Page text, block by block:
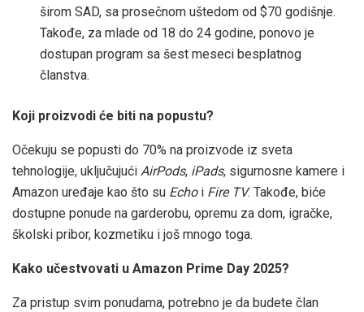
širom SAD, sa prosečnom uštedom od $70 godišnje.
Takođe, za mlade od 18 do 24 godine, ponovo je
dostupan program sa šest meseci besplatnog
članstva.
Koji proizvodi će biti na popustu?
Očekuju se popusti do 70% na proizvode iz sveta
tehnologije, uključujući AirPods, iPads, sigurnosne kamere i
Amazon uređaje kao što su Echoi Fire TV. Takođe, biće
dostupne ponude na garderobu, opremu za dom, igračke,
školski pribor, kozmetiku i još mnogo toga.
Kako učestvovati u Amazon Prime Day 2025?
Za pristup svim ponudama, potrebno je da budete član